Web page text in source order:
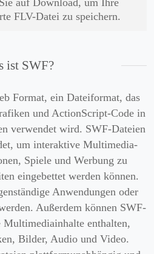
auf Download, um Ihre
FLV-Datei zu speichern.
ist SWF?
Format, ein Dateiformat, das
und ActionScript-Code in
verwendet wird. SWF-Dateien
um interaktive Multimedia-
Spiele und Werbung zu
eingebettet werden können.
Anwendungen oder
Außerdem können SWF-
Multimediainhalte enthalten,
Bilder, Audio und Video.